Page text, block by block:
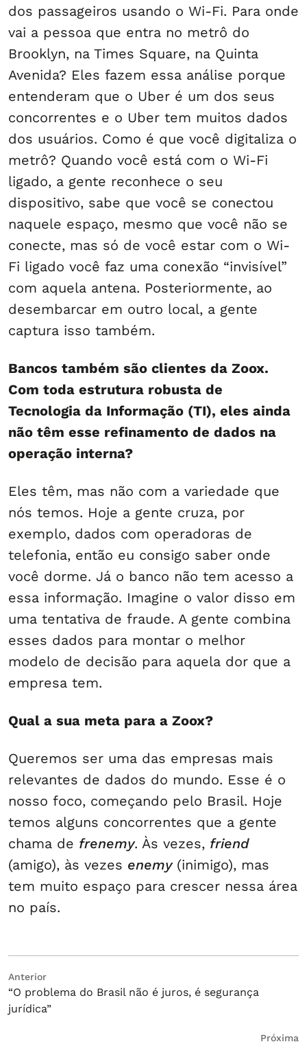
dos passageiros usando o Wi-Fi. Para onde
vai a pessoa que entra no metrô do
Brooklyn, na Times Square, na Quinta
Avenida? Eles fazem essa análise porque
entenderam que o Uber é um dos seus
concorrentes e o Uber tem muitos dados
dos usuários. Como é que você digitaliza o
metrô? Quando você está com o Wi-Fi
ligado, a gente reconhece o seu
dispositivo, sabe que você se conectou
naquele espaço, mesmo que você não se
conecte, mas só de você estar com o Wi-
Fi ligado você faz uma conexão “invisível”
com aquela antena. Posteriormente, ao
desembarcar em outro local, a gente
captura isso também.
Bancos também são clientes da Zoox.
Com toda estrutura robusta de
Tecnologia da Informação (TI), eles ainda
não têm esse refinamento de dados na
operação interna?
Eles têm, mas não com a variedade que
nós temos. Hoje a gente cruza, por
exemplo, dados com operadoras de
telefonia, então eu consigo saber onde
você dorme. Já o banco não tem acesso a
essa informação. Imagine o valor disso em
uma tentativa de fraude. A gente combina
esses dados para montar o melhor
modelo de decisão para aquela dor que a
empresa tem.
Qual a sua meta para a Zoox?
Queremos ser uma das empresas mais
relevantes de dados do mundo. Esse é o
nosso foco, começando pelo Brasil. Hoje
temos alguns concorrentes que a gente
chama de frenemy. Às vezes, friend
(amigo), às vezes enemy(inimigo), mas
tem muito espaço para crescer nessa área
no país.
Navegação
de
Post
Anterior
Post
anterior:
“O problema do Brasil não é juros, é segurança
jurídica”
Próxima